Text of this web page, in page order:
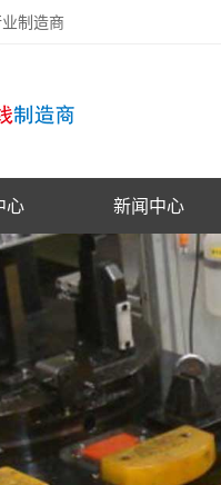
制造商
心 新闻中心